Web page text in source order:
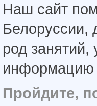
Наш сайт
Белоруссии,
род занятий,
информацию
Пройдите,